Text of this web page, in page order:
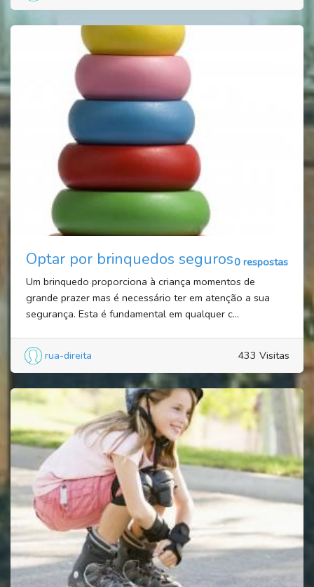
Optar por brinquedos seguros0 respostas
Um brinquedo proporciona à criança momentos de
grande prazer mas é necessário ter em atenção a sua
segurança. Esta é fundamental em qualquer c...
rua-direita 433 Visitas